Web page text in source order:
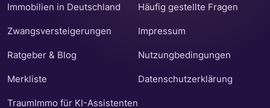
Immobilien in Deutschland
Zwangsversteigerungen
Ratgeber & Blog
Merkliste
TraumImmo für KI-Assistenten
Häufig gestellte Fragen
Impressum
Nutzungbedingungen
Datenschutzerklärung